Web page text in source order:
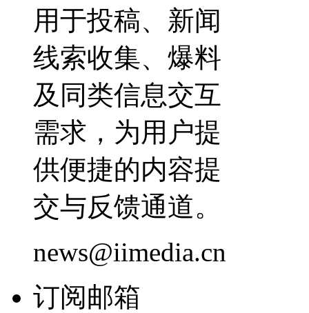
用于投稿、新闻
线索收集、爆料
及同类信息交互
需求，为用户提
供便捷的内容提
交与反馈通道。
news@iimedia.cn
订阅邮箱